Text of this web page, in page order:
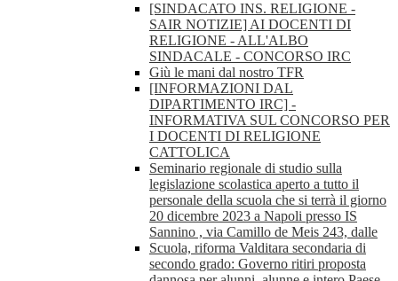
[SINDACATO INS. RELIGIONE -
SAIR NOTIZIE] AI DOCENTI DI
RELIGIONE - ALL'ALBO
SINDACALE - CONCORSO IRC
Giù le mani dal nostro TFR
[INFORMAZIONI DAL
DIPARTIMENTO IRC] -
INFORMATIVA SUL CONCORSO PER
I DOCENTI DI RELIGIONE
CATTOLICA
Seminario regionale di studio sulla
legislazione scolastica aperto a tutto il
personale della scuola che si terrà il giorno
20 dicembre 2023 a Napoli presso IS
Sannino , via Camillo de Meis 243, dalle
Scuola, riforma Valditara secondaria di
secondo grado: Governo ritiri proposta